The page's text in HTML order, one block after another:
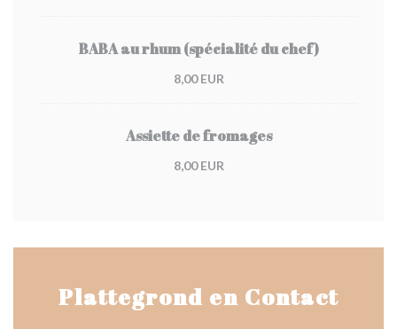
BABA au rhum (spécialité du chef)
8,00 EUR
Assiette de fromages
8,00 EUR
Plattegrond en Contact